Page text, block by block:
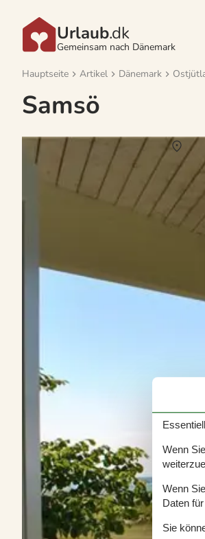
Urlaub.dk
Gemeinsam nach Dänemark
Hauptseite Artikel Dänemark
Samsö
Vermietung von Ferienhäuser
Die hügelige Insel Samsö ist von
Hauptsaison bis zu neunmal am Tag
Westseite von Samsö.
Über
Wenn
Wenn
Daten
Sie